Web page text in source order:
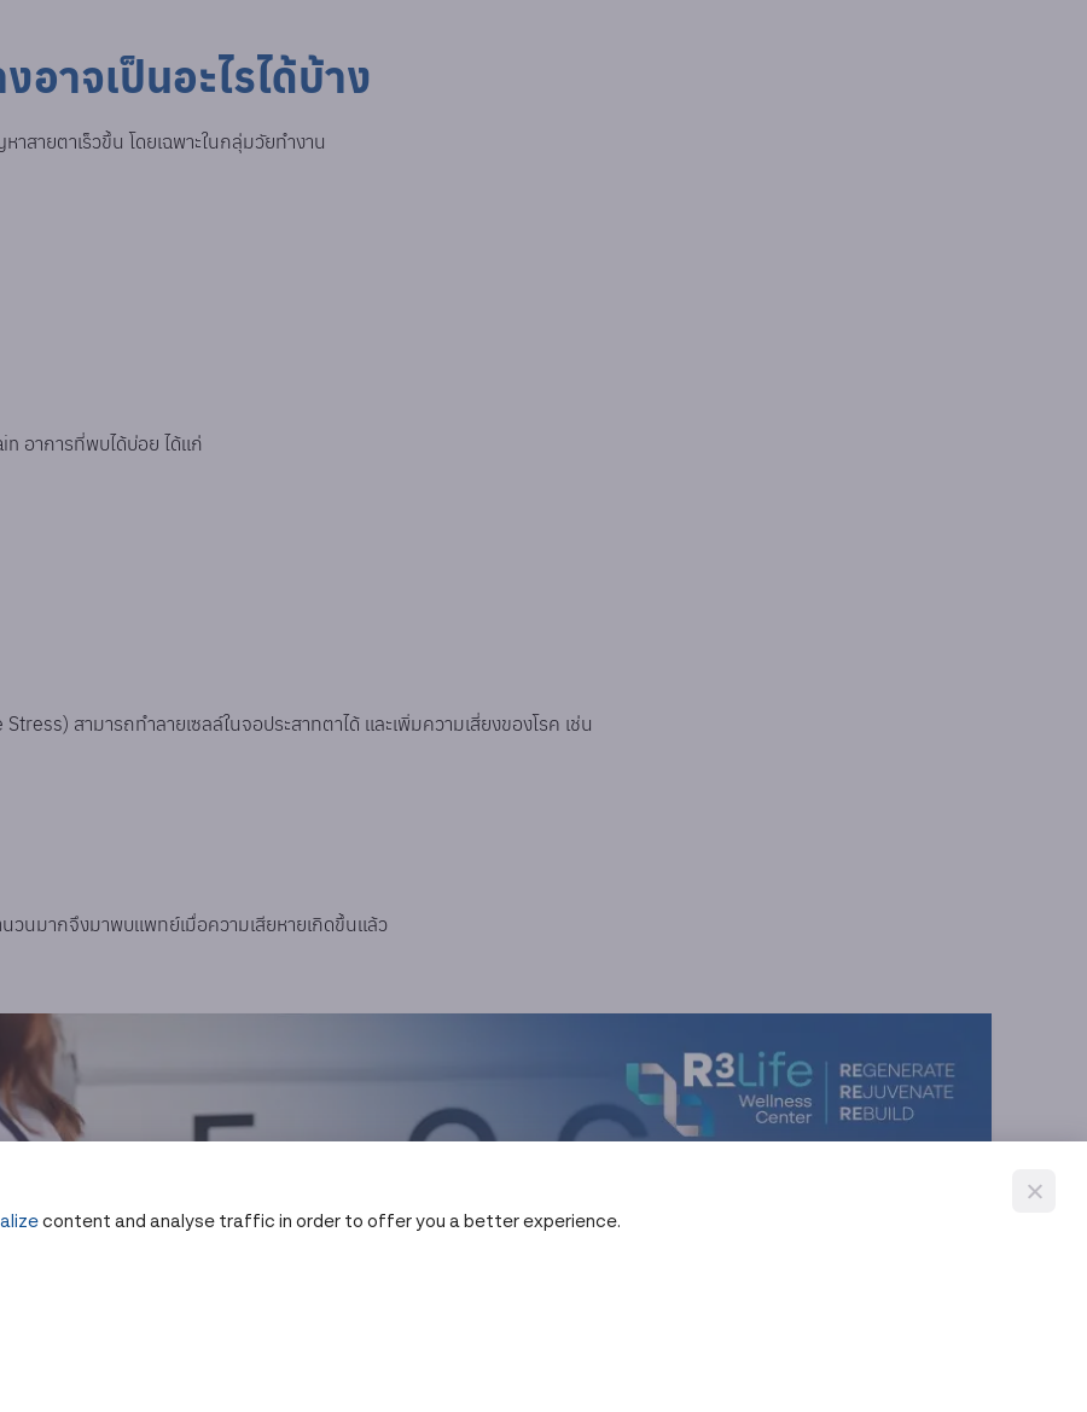
าจเป็นอะไรได้บ้าง
ายตาเร็วขึ้น โดยเฉพาะในกลุ่มวัยทำงาน
อาการที่พบได้บ่อย ได้แก่
สามารถทำลายเซลล์ในจอประสาทตาได้ และเพิ่มความเสี่ยงของโรค เช่น
นวนมากจึงมาพบแพทย์เมื่อความเสียหายเกิดขึ้นแล้ว
content and analyse traffic in order to offer you a better experience.